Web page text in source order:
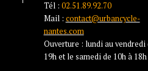
Tél : 02.51.89.92.70
Mail : contact@urbancycle-
nantes.com
Ouverture : lundi au vendredi
19h et le samedi de 10h à 18h